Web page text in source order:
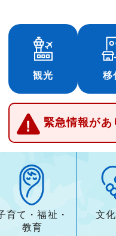
観光 移
緊急情報があ
育て・福祉・
教育
文